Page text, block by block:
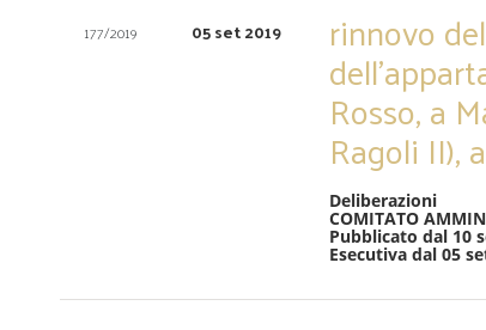
177/2019 05 set 2019 rinnovo
Rosso, a
Ragoli II),
Deliberazioni
COMITATO
Pubblicato dal 10
Esecutiva dal 05